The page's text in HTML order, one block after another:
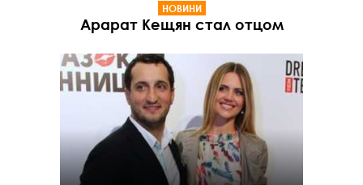
НОВИНИ
Арарат Кещян стал отцом